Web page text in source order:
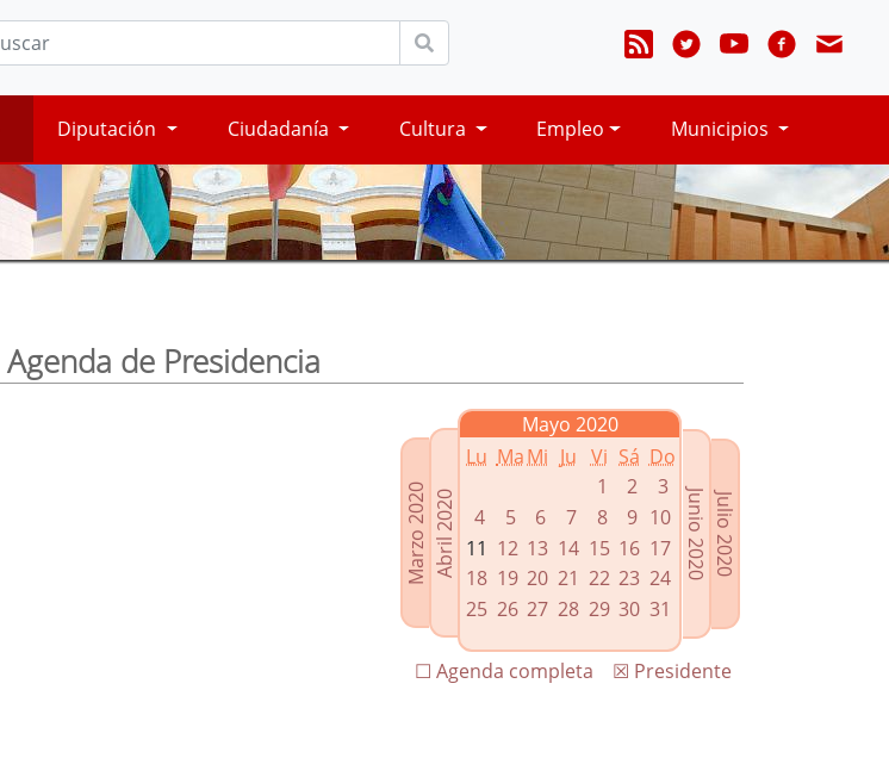
Diputación Ciudadanía Cultura Empleo Municipios
Agenda de Presidencia
Marzo 2020Abril 2020
Mayo 2020
Lu MaMi Ju Vi Sá Do
1
2
3
4
5 6 7 8 9 10
11 12 13 14 15 16 17
18 19 20 21 22 23 24
25 26 27 28 29 30 31
Julio 2020
Junio 2020
☒ Presidente
☐ Agenda completa